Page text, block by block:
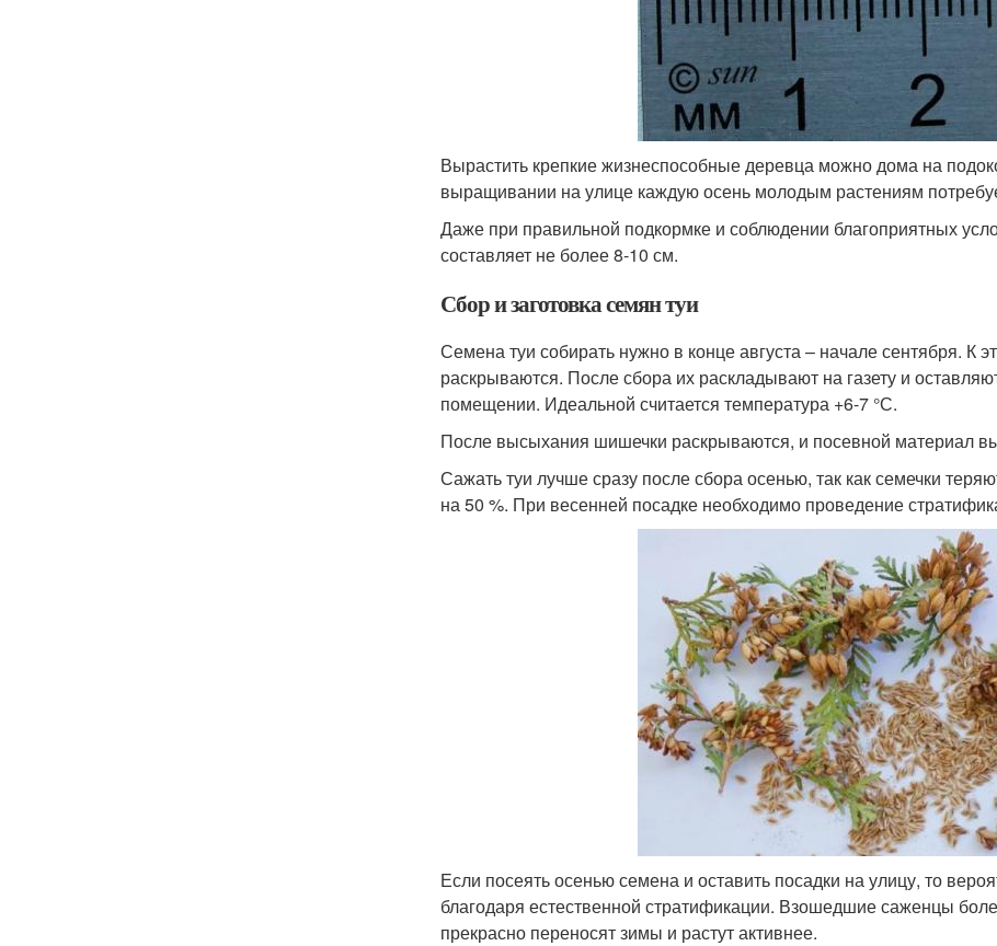
Вырастить крепкие жизнеспособные деревца можно дома на
выращивании на улице каждую осень молодым растениям
Даже при правильной подкормке и соблюдении благоприятных
составляет не более 8-10 см.
Сбор и заготовка семян туи
Семена туи собирать нужно в конце августа – начале сентября.
раскрываются. После сбора их раскладывают на газету и
помещении. Идеальной считается температура +6-7 °С.
После высыхания шишечки раскрываются, и посевной материал
Сажать туи лучше сразу после сбора осенью, так как семечки
на 50 %. При весенней посадке необходимо проведение
Если посеять осенью семена и оставить посадки на улицу, то
благодаря естественной стратификации. Взошедшие саженцы
прекрасно переносят зимы и растут активнее.